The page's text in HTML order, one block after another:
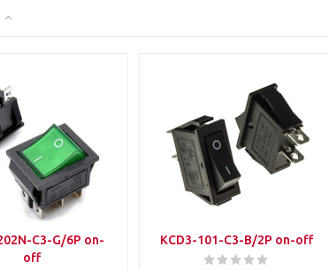
C3-G/6P on-
off
KCD3-101-C3-B/2P on-off